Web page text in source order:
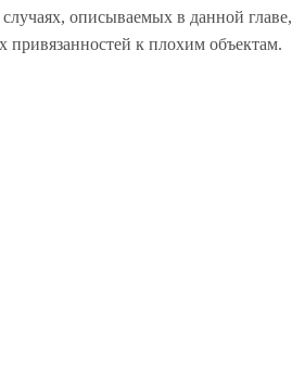
описываемых в данной главе,
привязанностей к плохим объектам.